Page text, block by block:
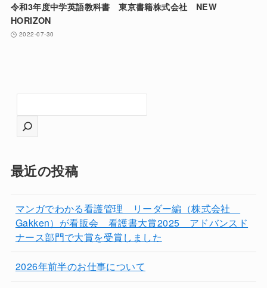
令和3年度中学英語教科書 東京書籍株式会社 NEW
HORIZON
2022-07-30
索
最近の投稿
マンガでわかる看護管理 リーダー編（株式会社
Gakken）が看販会 看護書大賞2025 アドバンスド
ナース部門で大賞を受賞しました
2026年前半のお仕事について